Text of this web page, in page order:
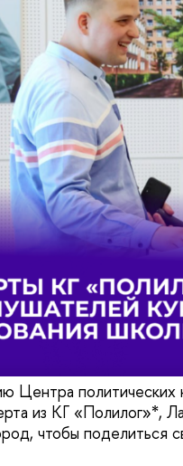
Центра
из КГ «Полилог»*,
чтобы поделиться